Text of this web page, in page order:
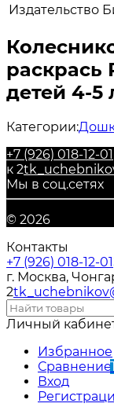
Издательство
раскрась
детей 4-5
Категории:
+7 (926) 018-12-01
к 2
Мы в соц.сетях
© 2026
Контакты
+7 (926) 018-12-01
г. Москва,
2
Личный
Избранное
Сравнение
Вход